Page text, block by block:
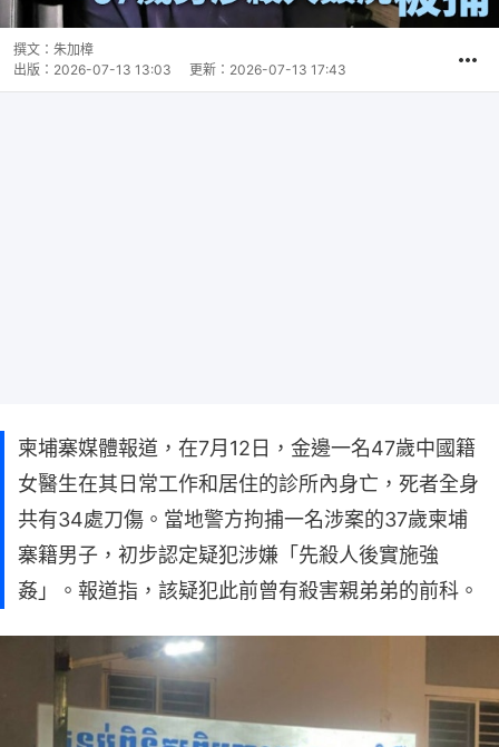
撰文： 朱加樟
出版： 2026-07-13 13:03 更新： 2026-07-13 17:43
柬埔寨媒體報道，在7月12日，金邊一名47歲中國籍
女醫生在其日常工作和居住的診所內身亡，死者全身
共有34處刀傷。當地警方拘捕一名涉案的37歲柬埔
寨籍男子，初步認定疑犯涉嫌「先殺人後實施強
姦」。報道指，該疑犯此前曾有殺害親弟弟的前科。